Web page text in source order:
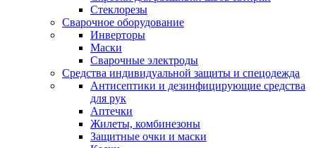
Стеклорезы
Сварочное оборудование
Инверторы
Маски
Сварочные электроды
Средства индивидуальной защиты и спецодежда
Антисептики и дезинфицирующие средства
для рук
Аптечки
Жилеты, комбинезоны
Защитные очки и маски